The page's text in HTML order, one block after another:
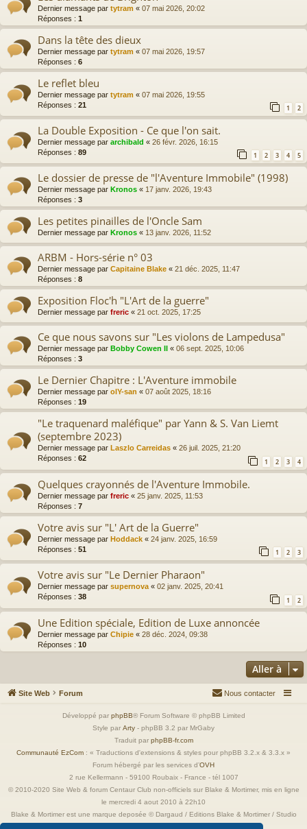
Dernier message par tytram « 07 mai 2026, 20:02
Réponses : 1
Dans la tête des dieux
Dernier message par tytram « 07 mai 2026, 19:57
Réponses : 6
Le reflet bleu
Dernier message par tytram « 07 mai 2026, 19:55
Réponses : 21 1 2
La Double Exposition - Ce que l'on sait.
Dernier message par archibald « 26 févr. 2026, 16:15
Réponses : 89 1 2 3 4 5
Le dossier de presse de "l'Aventure Immobile" (1998)
Dernier message par Kronos « 17 janv. 2026, 19:43
Réponses : 3
Les petites pinailles de l'Oncle Sam
Dernier message par Kronos « 13 janv. 2026, 11:52
ARBM - Hors-série n° 03
Dernier message par Capitaine Blake « 21 déc. 2025, 11:47
Réponses : 8
Exposition Floc'h "L'Art de la guerre"
Dernier message par freric « 21 oct. 2025, 17:25
Ce que nous savons sur "Les violons de Lampedusa"
Dernier message par Bobby Cowen II « 06 sept. 2025, 10:06
Réponses : 3
Le Dernier Chapitre : L'Aventure immobile
Dernier message par olY-san « 07 août 2025, 18:16
Réponses : 19
"Le traquenard maléfique" par Yann & S. Van Liemt
(septembre 2023)
Dernier message par Laszlo Carreidas « 26 juil. 2025, 21:20
Réponses : 62 1 2 3 4
Quelques crayonnés de l'Aventure Immobile.
Dernier message par freric « 25 janv. 2025, 11:53
Réponses : 7
Votre avis sur "L' Art de la Guerre"
Dernier message par Hoddack « 24 janv. 2025, 16:59
Réponses : 51 1 2 3
Votre avis sur "Le Dernier Pharaon"
Dernier message par supernova « 02 janv. 2025, 20:41
Réponses : 38 1 2
Une Edition spéciale, Edition de Luxe annoncée
Dernier message par Chipie « 28 déc. 2024, 09:38
Réponses : 10
Aller à
Site Web Forum Nous contacter
Développé par phpBB® Forum Software © phpBB Limited
Style par Arty - phpBB 3.2 par MrGaby
Traduit par phpBB-fr.com
Communauté EzCom : « Traductions d'extensions & styles pour phpBB 3.2.x & 3.3.x »
Forum hébergé par les services d’OVH
2 rue Kellermann - 59100 Roubaix - France - tél 1007
© 2010-2020 Site Web & forum Centaur Club non-officiels sur Blake & Mortimer, mis en ligne
le mercredi 4 aout 2010 à 22h10
Blake & Mortimer est une marque deposée © Dargaud / Editions Blake & Mortimer / Studio